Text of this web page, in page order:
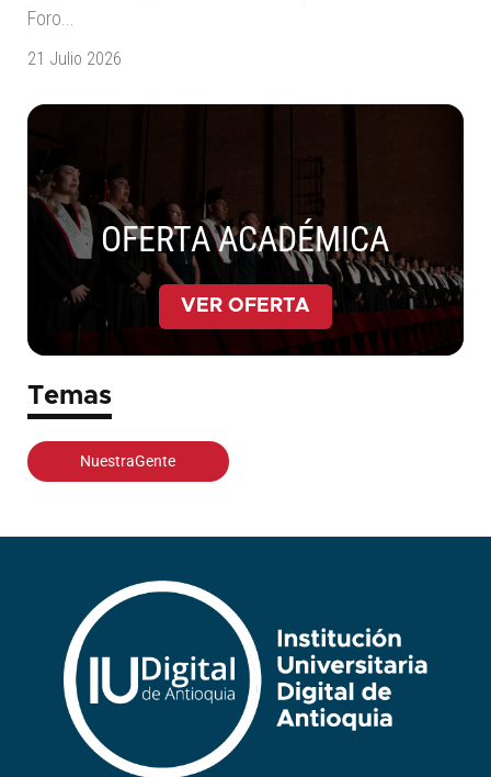
Foro...
21 Julio 2026
OFERTA ACADÉMICA
VER OFERTA
Temas
NuestraGente